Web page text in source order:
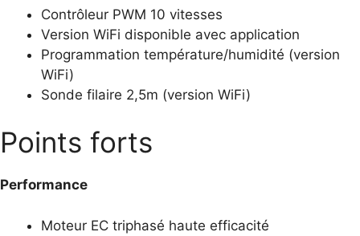
Contrôleur PWM 10 vitesses
Version WiFi disponible avec application
Programmation température/humidité (version
WiFi)
Sonde filaire 2,5m (version WiFi)
Points forts
Performance
Moteur EC triphasé haute efficacité